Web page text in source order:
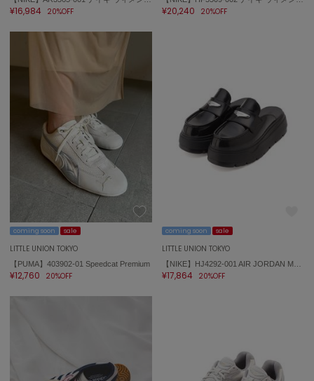
Snow Peak
スナイデル
スナイデル ホーム
ソフェル
SOMEWHERE BUTTER.
サムウェアバター
ソリン
スタイルヴォイスフォー
SUICOKE
¥16,984 20%OFF ¥20,240 20%OFF
coming soon sale
LITTLE UNION TOKYO
【PUMA】403902-01 Speedcat Premium
¥12,760 20%OFF
coming soon sale
LITTLE UNION TOKYO
¥17,864 20%OFF